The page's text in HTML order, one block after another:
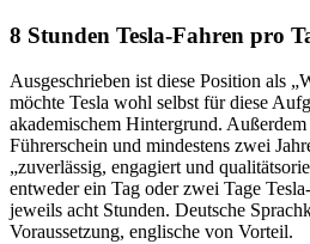
8 Stunden Tesla-Fahren pro
Ausgeschrieben ist diese Position als
möchte Tesla wohl selbst für diese
akademischem Hintergrund.
Führerschein und mindestens zwei
„zuverlässig, engagiert und
entweder ein Tag oder zwei Tage
jeweils acht Stunden. Deutsche
Voraussetzung, englische von Vorteil.